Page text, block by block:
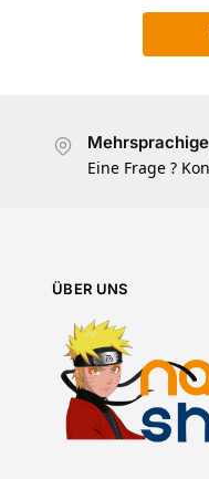
Eine Frage ?
ÜBER UNS